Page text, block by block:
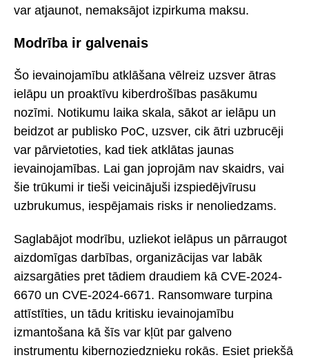
var atjaunot, nemaksājot izpirkuma maksu.
Modrība ir galvenais
Šo ievainojamību atklāšana vēlreiz uzsver ātras
ielāpu un proaktīvu kiberdrošības pasākumu
nozīmi. Notikumu laika skala, sākot ar ielāpu un
beidzot ar publisko PoC, uzsver, cik ātri uzbrucēji
var pārvietoties, kad tiek atklātas jaunas
ievainojamības. Lai gan joprojām nav skaidrs, vai
šie trūkumi ir tieši veicinājuši izspiedējvīrusu
uzbrukumus, iespējamais risks ir nenoliedzams.
Saglabājot modrību, uzliekot ielāpus un pārraugot
aizdomīgas darbības, organizācijas var labāk
aizsargāties pret tādiem draudiem kā CVE-2024-
6670 un CVE-2024-6671. Ransomware turpina
attīstīties, un tādu kritisku ievainojamību
izmantošana kā šīs var kļūt par galveno
instrumentu kibernoziedznieku rokās. Esiet priekšā